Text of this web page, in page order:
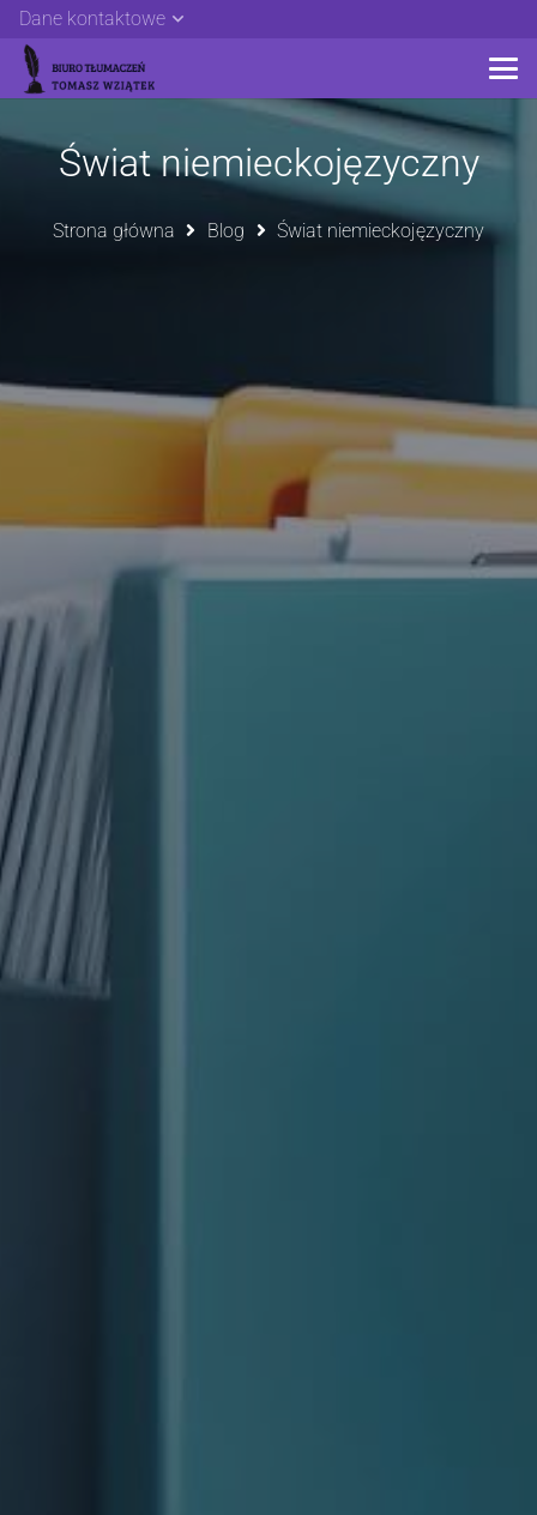
Dane kontaktowe
Świat niemieckojęzyczny
Strona główna Blog Świat niemieckojęzyczny